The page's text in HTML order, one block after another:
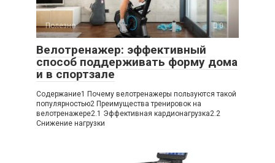
Полезно 0
Велотренажер: эффективный
способ поддерживать форму дома
и в спортзале
Содержание1 Почему велотренажеры пользуются такой
популярностью2 Преимущества тренировок на
велотренажере2.1 Эффективная кардионагрузка2.2
Снижение нагрузки